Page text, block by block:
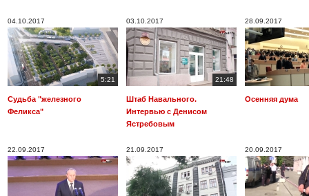
04.10.2017
5:21
Судьба "железного
Феликса"
03.10.2017
21:48
Штаб Навального.
Интервью с Денисом
Ястребовым
28.09.2017
Осенняя дума
22.09.2017 21.09.2017 20.09.2017